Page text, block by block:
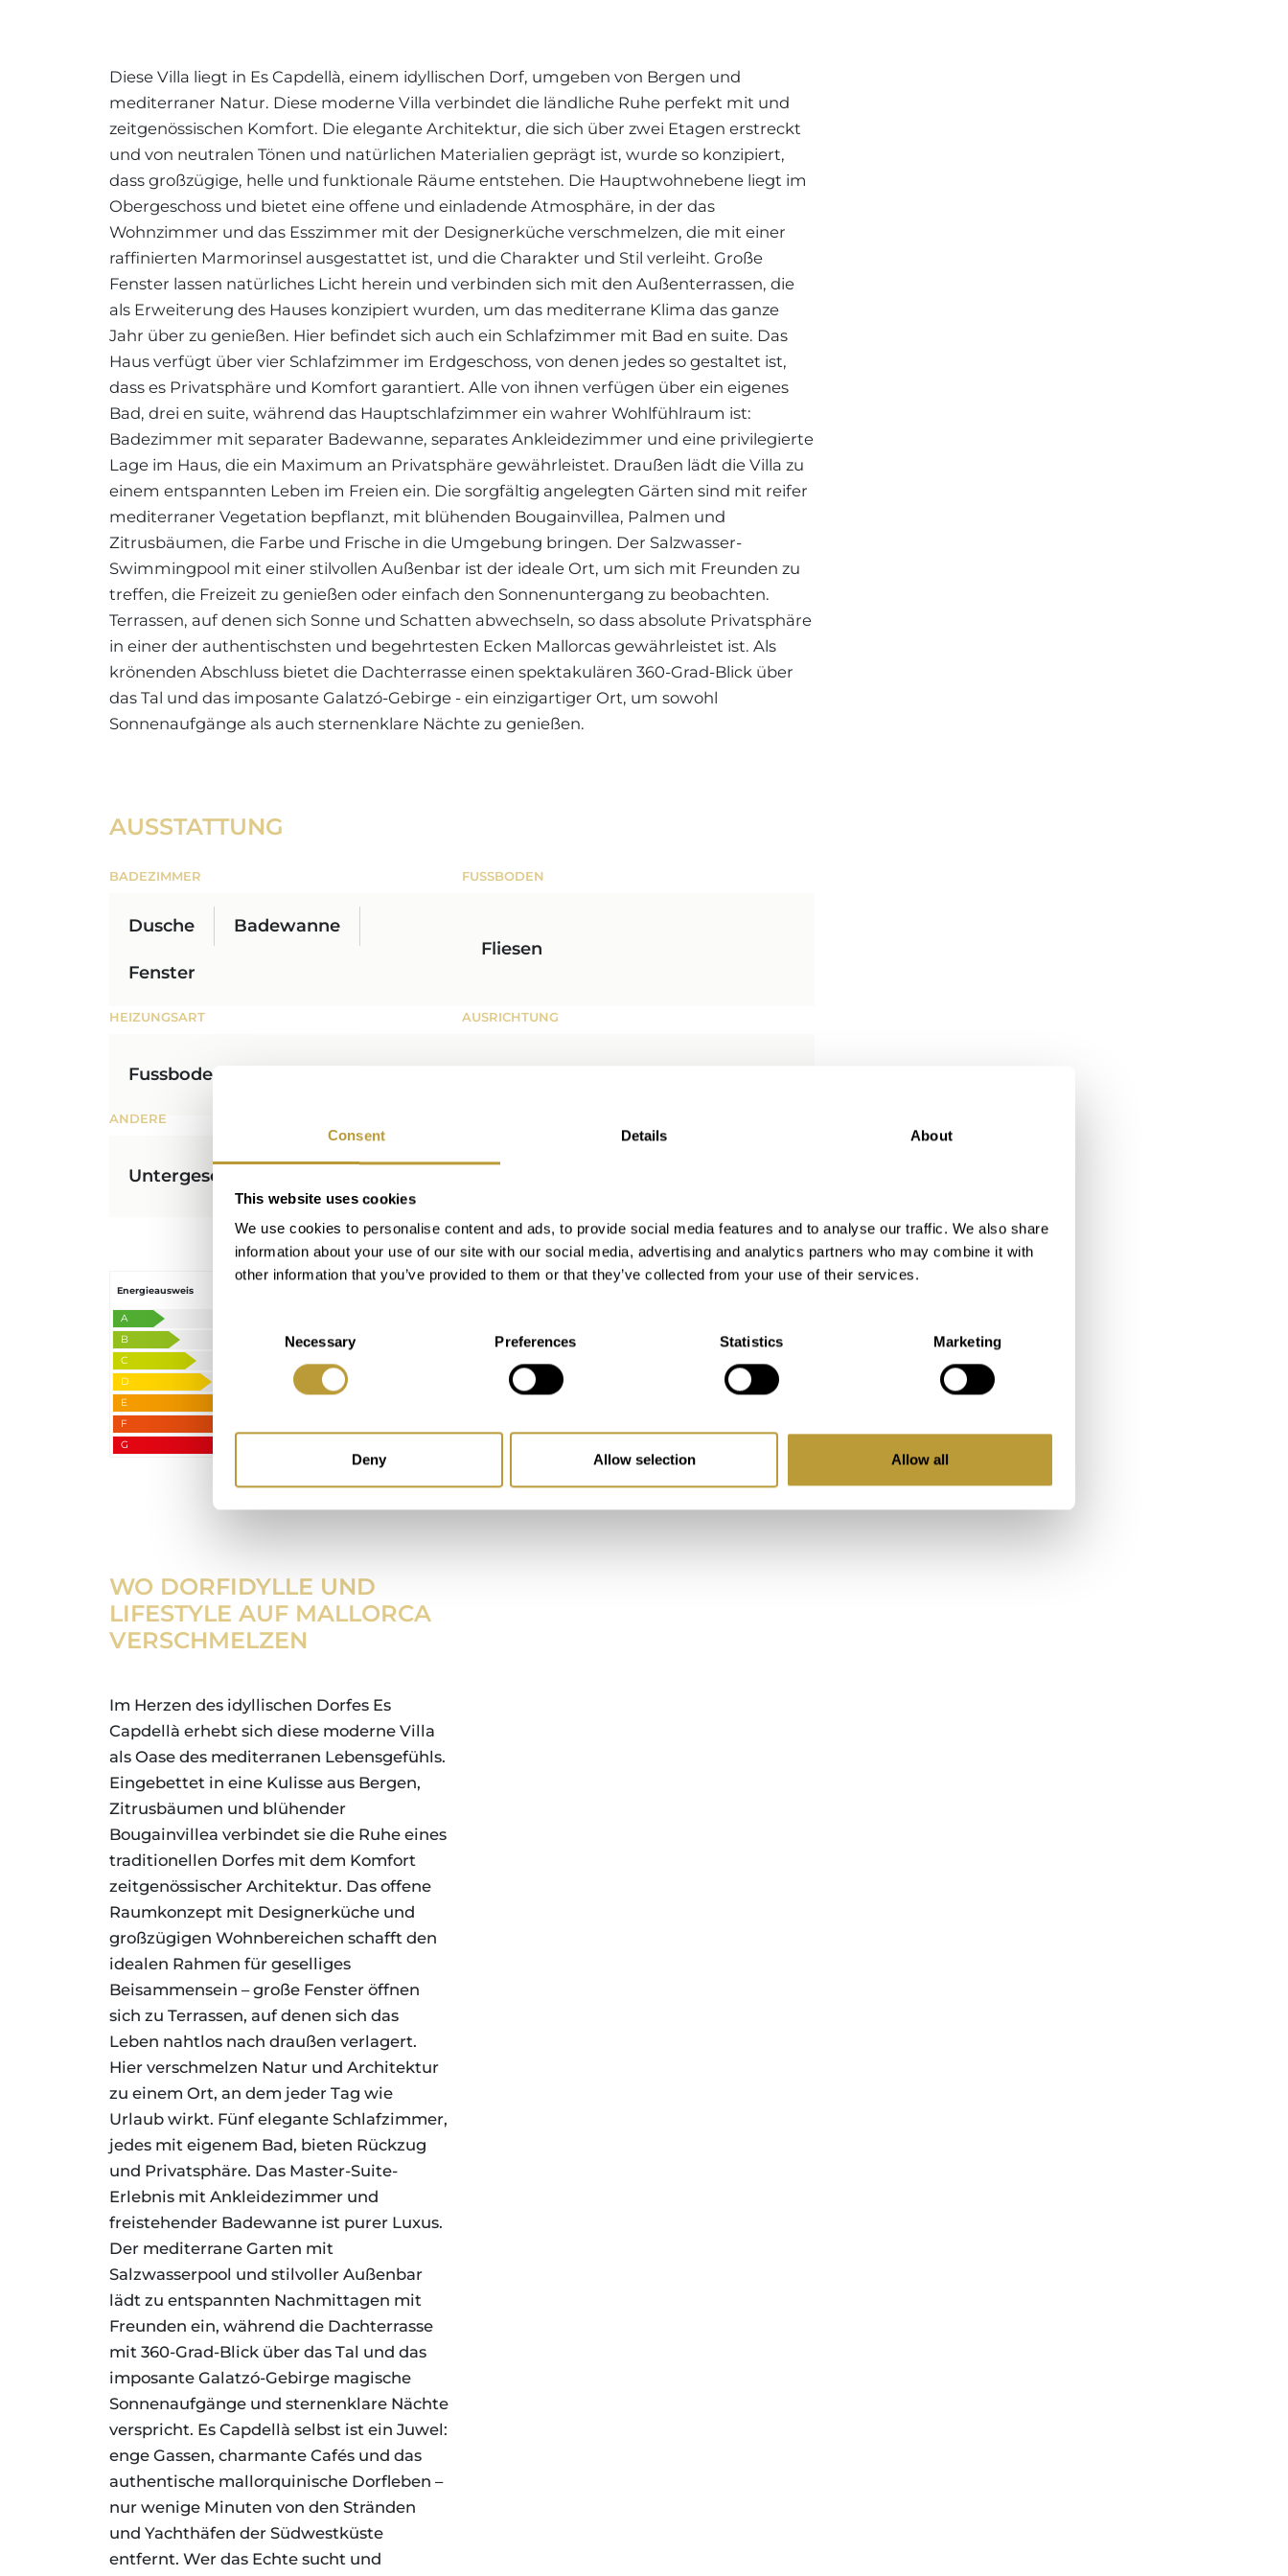
Consent Details About
This website uses cookies
We use cookies to personalise content and ads, to provide social media features and to analyse our traffic. We also share
information about your use of our site with our social media, advertising and analytics partners who may combine it with
other information that you’ve provided to them or that they’ve collected from your use of their services.
Necessary Preferences Statistics Marketing
Deny Allow selection Allow all
Diese Villa liegt in Es Capdellà, einem idyllischen Dorf, umgeben von Bergen und
mediterraner Natur. Diese moderne Villa verbindet die ländliche Ruhe perfekt mit und
zeitgenössischen Komfort. Die elegante Architektur, die sich über zwei Etagen erstreckt
und von neutralen Tönen und natürlichen Materialien geprägt ist, wurde so konzipiert,
dass großzügige, helle und funktionale Räume entstehen. Die Hauptwohnebene liegt im
Obergeschoss und bietet eine offene und einladende Atmosphäre, in der das
Wohnzimmer und das Esszimmer mit der Designerküche verschmelzen, die mit einer
raffinierten Marmorinsel ausgestattet ist, und die Charakter und Stil verleiht. Große
Fenster lassen natürliches Licht herein und verbinden sich mit den Außenterrassen, die
als Erweiterung des Hauses konzipiert wurden, um das mediterrane Klima das ganze
Jahr über zu genießen. Hier befindet sich auch ein Schlafzimmer mit Bad en suite. Das
Haus verfügt über vier Schlafzimmer im Erdgeschoss, von denen jedes so gestaltet ist,
dass es Privatsphäre und Komfort garantiert. Alle von ihnen verfügen über ein eigenes
Bad, drei en suite, während das Hauptschlafzimmer ein wahrer Wohlfühlraum ist:
Badezimmer mit separater Badewanne, separates Ankleidezimmer und eine privilegierte
Lage im Haus, die ein Maximum an Privatsphäre gewährleistet. Draußen lädt die Villa zu
einem entspannten Leben im Freien ein. Die sorgfältig angelegten Gärten sind mit reifer
mediterraner Vegetation bepflanzt, mit blühenden Bougainvillea, Palmen und
Zitrusbäumen, die Farbe und Frische in die Umgebung bringen. Der Salzwasser-
Swimmingpool mit einer stilvollen Außenbar ist der ideale Ort, um sich mit Freunden zu
treffen, die Freizeit zu genießen oder einfach den Sonnenuntergang zu beobachten.
Terrassen, auf denen sich Sonne und Schatten abwechseln, so dass absolute Privatsphäre
in einer der authentischsten und begehrtesten Ecken Mallorcas gewährleistet ist. Als
krönenden Abschluss bietet die Dachterrasse einen spektakulären 360-Grad-Blick über
das Tal und das imposante Galatzó-Gebirge - ein einzigartiger Ort, um sowohl
Sonnenaufgänge als auch sternenklare Nächte zu genießen.
AUSSTATTUNG
BADEZIMMER
Dusche Badewanne
Fenster
FUSSBODEN
Fliesen
HEIZUNGSART
Fussboden
AUSRICHTUNG
ANDERE
Untergeschoss
Energieausweis
Verbrauch
Emission CO2
A
B
C
D
109.8
E
F
G
WO DORFIDYLLE UND
LIFESTYLE AUF MALLORCA
VERSCHMELZEN
Im Herzen des idyllischen Dorfes Es
Capdellà erhebt sich diese moderne Villa
als Oase des mediterranen Lebensgefühls.
Eingebettet in eine Kulisse aus Bergen,
Zitrusbäumen und blühender
Bougainvillea verbindet sie die Ruhe eines
traditionellen Dorfes mit dem Komfort
zeitgenössischer Architektur. Das offene
Raumkonzept mit Designerküche und
großzügigen Wohnbereichen schafft den
idealen Rahmen für geselliges
Beisammensein – große Fenster öffnen
sich zu Terrassen, auf denen sich das
Leben nahtlos nach draußen verlagert.
Hier verschmelzen Natur und Architektur
zu einem Ort, an dem jeder Tag wie
Urlaub wirkt. Fünf elegante Schlafzimmer,
jedes mit eigenem Bad, bieten Rückzug
und Privatsphäre. Das Master-Suite-
Erlebnis mit Ankleidezimmer und
freistehender Badewanne ist purer Luxus.
Der mediterrane Garten mit
Salzwasserpool und stilvoller Außenbar
lädt zu entspannten Nachmittagen mit
Freunden ein, während die Dachterrasse
mit 360-Grad-Blick über das Tal und das
imposante Galatzó-Gebirge magische
Sonnenaufgänge und sternenklare Nächte
verspricht. Es Capdellà selbst ist ein Juwel:
enge Gassen, charmante Cafés und das
authentische mallorquinische Dorfleben –
nur wenige Minuten von den Stränden
und Yachthäfen der Südwestküste
entfernt. Wer das Echte sucht und